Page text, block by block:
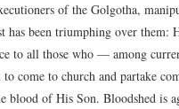
of the Golgotha,
been triumphing over them:
to all those who –– among
come to church and partake
of His Son. Bloodshed is